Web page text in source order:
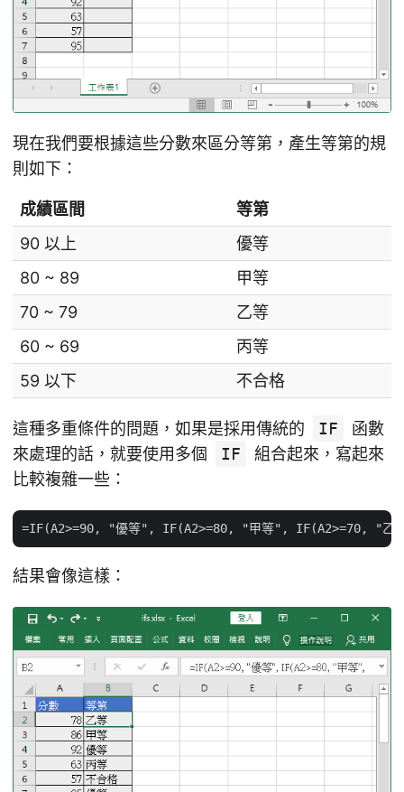
現在我們要根據這些分數來區分等第，產生等第的規
則如下：
成績區間
等第
90 以上
優等
80 ~ 89
甲等
70 ~ 79
乙等
60 ~ 69
丙等
59 以下
不合格
這種多重條件的問題，如果是採用傳統的 IF
函數
來處理的話，就要使用多個
IF
組合起來，寫起來
比較複雜一些：
結果會像這樣：